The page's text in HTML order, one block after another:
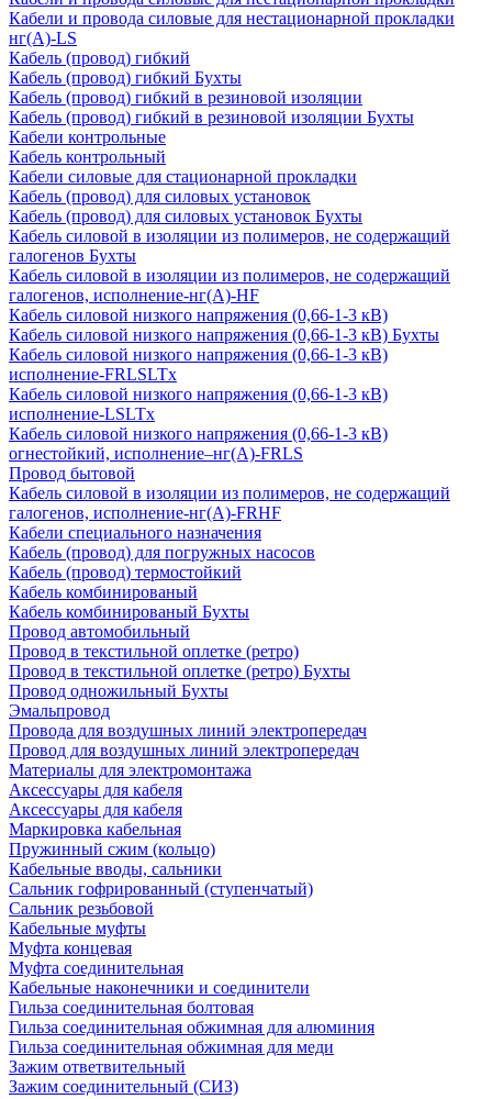
Кабели и провода силовые для нестационарной прокладки
нг(А)-LS
Кабель (провод) гибкий
Кабель (провод) гибкий Бухты
Кабель (провод) гибкий в резиновой изоляции
Кабель (провод) гибкий в резиновой изоляции Бухты
Кабели контрольные
Кабель контрольный
Кабели силовые для стационарной прокладки
Кабель (провод) для силовых установок
Кабель (провод) для силовых установок Бухты
Кабель силовой в изоляции из полимеров, не содержащий
галогенов Бухты
Кабель силовой в изоляции из полимеров, не содержащий
галогенов, исполнение-нг(А)-HF
Кабель силовой низкого напряжения (0,66-1-3 кВ)
Кабель силовой низкого напряжения (0,66-1-3 кВ) Бухты
Кабель силовой низкого напряжения (0,66-1-3 кВ)
исполнение-FRLSLTx
Кабель силовой низкого напряжения (0,66-1-3 кВ)
исполнение-LSLTx
Кабель силовой низкого напряжения (0,66-1-3 кВ)
огнестойкий, исполнение–нг(А)-FRLS
Провод бытовой
Кабель силовой в изоляции из полимеров, не содержащий
галогенов, исполнение-нг(А)-FRHF
Кабели специального назначения
Кабель (провод) для погружных насосов
Кабель (провод) термостойкий
Кабель комбинированый
Кабель комбинированый Бухты
Провод автомобильный
Провод в текстильной оплетке (ретро)
Провод в текстильной оплетке (ретро) Бухты
Провод одножильный Бухты
Эмальпровод
Провода для воздушных линий электропередач
Провод для воздушных линий электропередач
Материалы для электромонтажа
Аксессуары для кабеля
Аксессуары для кабеля
Маркировка кабельная
Пружинный сжим (кольцо)
Кабельные вводы, сальники
Сальник гофрированный (ступенчатый)
Сальник резьбовой
Кабельные муфты
Муфта концевая
Муфта соединительная
Кабельные наконечники и соединители
Гильза соединительная болтовая
Гильза соединительная обжимная для алюминия
Гильза соединительная обжимная для меди
Зажим ответвительный
Зажим соединительный (СИЗ)